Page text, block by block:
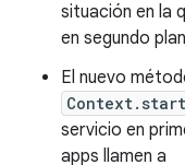
situación en la
en segundo
El nuevo
servicio en
apps llamen a